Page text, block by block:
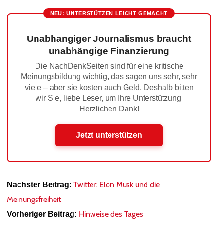
NEU: UNTERSTÜTZEN LEICHT GEMACHT
Unabhängiger Journalismus braucht
unabhängige Finanzierung
Die NachDenkSeiten sind für eine kritische
Meinungsbildung wichtig, das sagen uns sehr, sehr
viele – aber sie kosten auch Geld. Deshalb bitten
wir Sie, liebe Leser, um Ihre Unterstützung.
Herzlichen Dank!
Jetzt unterstützen
Nächster Beitrag: Twitter: Elon Musk und die
Meinungsfreiheit
Vorheriger Beitrag: Hinweise des Tages